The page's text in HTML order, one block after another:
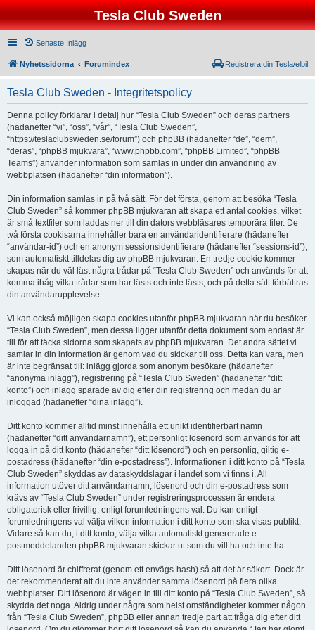
Tesla Club Sweden
Senaste Inlägg
Nyhetssidorna Forumindex Registrera din Tesla/elbil
Tesla Club Sweden - Integritetspolicy
Denna policy förklarar i detalj hur “Tesla Club Sweden” och deras partners
(hädanefter “vi”, “oss”, “vår”, “Tesla Club Sweden”,
“https://teslaclubsweden.se/forum”) och phpBB (hädanefter “de”, “dem”,
“deras”, “phpBB mjukvara”, “www.phpbb.com”, “phpBB Limited”, “phpBB
Teams”) använder information som samlas in under din användning av
webbplatsen (hädanefter “din information”).
Din information samlas in på två sätt. För det första, genom att besöka “Tesla
Club Sweden” så kommer phpBB mjukvaran att skapa ett antal cookies, vilket
är små textfiler som laddas ner till din dators webbläsares temporära filer. De
två första cookisarna innehåller bara en användaridentifierare (hädanefter
“användar-id”) och en anonym sessionsidentifierare (hädanefter “sessions-id”),
som automatiskt tilldelas dig av phpBB mjukvaran. En tredje cookie kommer
skapas när du väl läst några trådar på “Tesla Club Sweden” och används för att
komma ihåg vilka trådar som har lästs och inte lästs, och på detta sätt förbättras
din användarupplevelse.
Vi kan också möjligen skapa cookies utanför phpBB mjukvaran när du besöker
“Tesla Club Sweden”, men dessa ligger utanför detta dokument som endast är
till för att täcka sidorna som skapats av phpBB mjukvaran. Det andra sättet vi
samlar in din information är genom vad du skickar till oss. Detta kan vara, men
är inte begränsat till: inlägg gjorda som anonym besökare (hädanefter
“anonyma inlägg”), registrering på “Tesla Club Sweden” (hädanefter “ditt
konto”) och inlägg sparade av dig efter din registrering och medan du är
inloggad (hädanefter “dina inlägg”).
Ditt konto kommer alltid minst innehålla ett unikt identifierbart namn
(hädanefter “ditt användarnamn”), ett personligt lösenord som används för att
logga in på ditt konto (hädanefter “ditt lösenord”) och en personlig, giltig e-
postadress (hädanefter “din e-postadress”). Informationen i ditt konto på “Tesla
Club Sweden” skyddas av dataskyddslagar i landet som vi finns i. All
information utöver ditt användarnamn, lösenord och din e-postadress som
krävs av “Tesla Club Sweden” under registreringsprocessen är endera
obligatorisk eller frivillig, enligt forumledningens val. Du kan enligt
forumledningens val välja vilken information i ditt konto som ska visas publikt.
Vidare så kan du, i ditt konto, välja vilka automatiskt genererade e-
postmeddelanden phpBB mjukvaran skickar ut som du vill ha och inte ha.
Ditt lösenord är chiffrerat (genom ett envägs-hash) så att det är säkert. Dock är
det rekommenderat att du inte använder samma lösenord på flera olika
webbplatser. Ditt lösenord är vägen in till ditt konto på “Tesla Club Sweden”, så
skydda det noga. Aldrig under några som helst omständigheter kommer någon
från “Tesla Club Sweden”, phpBB eller annan tredje part att fråga dig efter ditt